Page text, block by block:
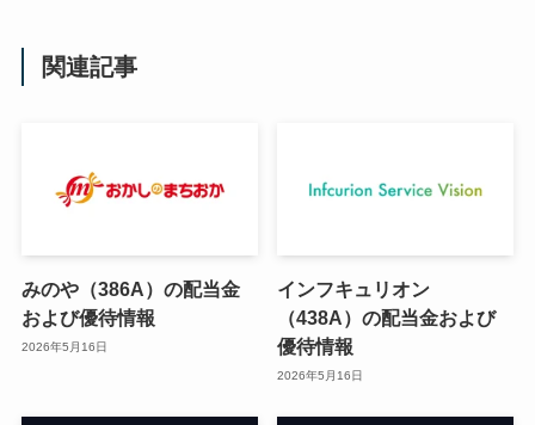
関連記事
みのや（386A）の配当金
および優待情報
2026年5月16日
インフキュリオン
（438A）の配当金および
優待情報
2026年5月16日